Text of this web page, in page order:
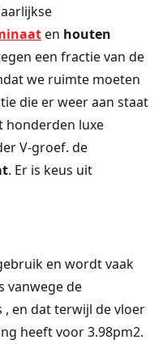
en houten
een fractie van de
we ruimte moeten
die er weer aan staat
honderden luxe
V-groef. de
. Er is keus uit
en wordt vaak
vanwege de
en dat terwijl de vloer
heeft voor 3.98pm2.